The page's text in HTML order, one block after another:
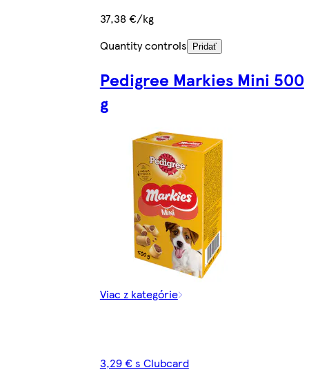
37,38 €/kg
Quantity controls
Pridať
Pedigree Markies Mini 500
g
Viac z kategórie
3,29 € s Clubcard